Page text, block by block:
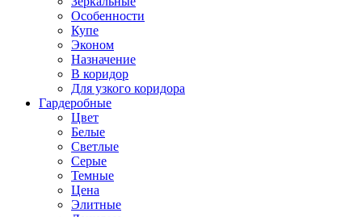
Особенности
Купе
Эконом
Назначение
В коридор
Для узкого коридора
Гардеробные
Цвет
Белые
Светлые
Серые
Темные
Цена
Элитные